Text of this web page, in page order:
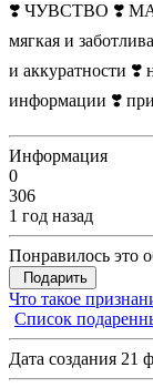
❣️ ЧУВСТВО ❣️
мягкая и
и аккуратности ❣️
информации ❣️
Информация
0
306
1 год назад
Понравилось это
Подарить
Что такое
Список
Дата создания 21